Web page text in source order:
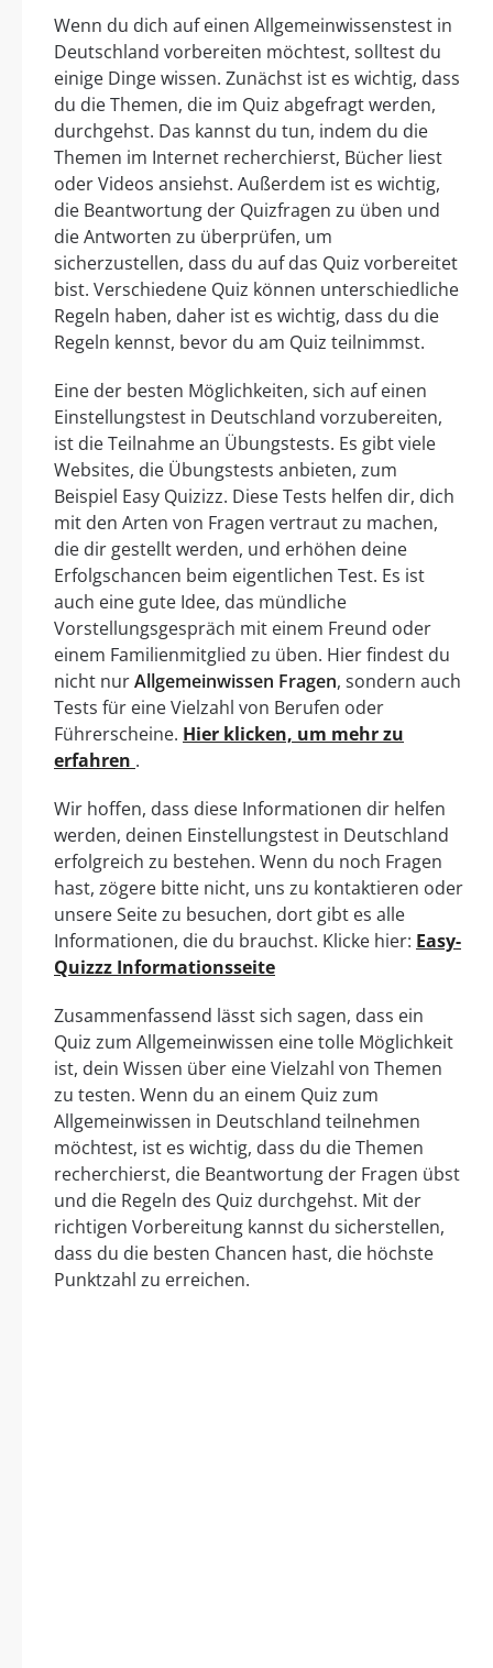
Wenn du dich auf einen Allgemeinwissenstest in
Deutschland vorbereiten möchtest, solltest du
einige Dinge wissen. Zunächst ist es wichtig, dass
du die Themen, die im Quiz abgefragt werden,
durchgehst. Das kannst du tun, indem du die
Themen im Internet recherchierst, Bücher liest
oder Videos ansiehst. Außerdem ist es wichtig,
die Beantwortung der Quizfragen zu üben und
die Antworten zu überprüfen, um
sicherzustellen, dass du auf das Quiz vorbereitet
bist. Verschiedene Quiz können unterschiedliche
Regeln haben, daher ist es wichtig, dass du die
Regeln kennst, bevor du am Quiz teilnimmst.
Eine der besten Möglichkeiten, sich auf einen
Einstellungstest in Deutschland vorzubereiten,
ist die Teilnahme an Übungstests. Es gibt viele
Websites, die Übungstests anbieten, zum
Beispiel Easy Quizizz. Diese Tests helfen dir, dich
mit den Arten von Fragen vertraut zu machen,
die dir gestellt werden, und erhöhen deine
Erfolgschancen beim eigentlichen Test. Es ist
auch eine gute Idee, das mündliche
Vorstellungsgespräch mit einem Freund oder
einem Familienmitglied zu üben. Hier findest du
nicht nurAllgemeinwissen Fragen, sondern auch
Tests für eine Vielzahl von Berufen oder
Führerscheine. Hier klicken, um mehr zu
erfahren .
Wir hoffen, dass diese Informationen dir helfen
werden, deinen Einstellungstest in Deutschland
erfolgreich zu bestehen. Wenn du noch Fragen
hast, zögere bitte nicht, uns zu kontaktieren oder
unsere Seite zu besuchen, dort gibt es alle
Informationen, die du brauchst. Klicke hier: Easy-
Quizzz Informationsseite
Zusammenfassend lässt sich sagen, dass ein
Quiz zum Allgemeinwissen eine tolle Möglichkeit
ist, dein Wissen über eine Vielzahl von Themen
zu testen. Wenn du an einem Quiz zum
Allgemeinwissen in Deutschland teilnehmen
möchtest, ist es wichtig, dass du die Themen
recherchierst, die Beantwortung der Fragen übst
und die Regeln des Quiz durchgehst. Mit der
richtigen Vorbereitung kannst du sicherstellen,
dass du die besten Chancen hast, die höchste
Punktzahl zu erreichen.